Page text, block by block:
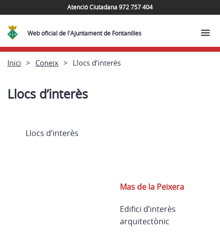
Atenció Ciutadana 972 757 404
Web oficial de l'Ajuntament de Fontanilles
Inici Coneix Llocs d’interès
Llocs d’interès
Llocs d’interès
Mas de la Peixera
Edifici d’interès
arquitectònic